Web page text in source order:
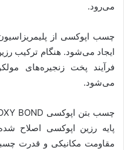
می‌رود‌.
چسب اپوکسی از
ایجاد می‌شود. هنگام ترکیب
فرآیند پخت زنجیره‌های
می‌شود.
پایه رزین اپوکسی اصلاح
مقاومت مکانیکی و قدرت